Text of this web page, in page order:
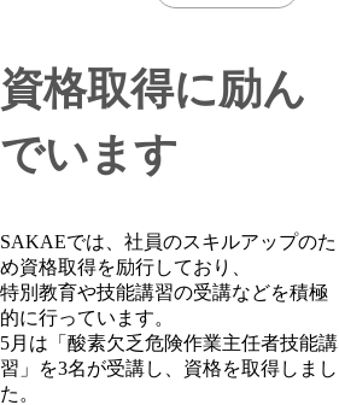
資格取得に励ん
でいます
SAKAEでは、社員のスキルアップのた
め資格取得を励行しており、
特別教育や技能講習の受講などを積極
的に行っています。
5月は「酸素欠乏危険作業主任者技能講
習」を3名が受講し、資格を取得しまし
た。